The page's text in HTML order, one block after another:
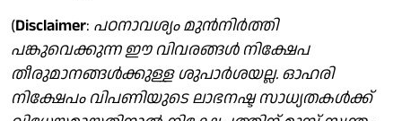
(Disclaimer: പഠനാവശ്യം മുന്‍നിര്‍ത്തി
പങ്കുവെക്കുന്ന ഈ വിവരങ്ങള്‍ നിക്ഷേപ
തീരുമാനങ്ങള്‍ക്കുള്ള ശുപാര്‍ശയല്ല. ഓഹരി
നിക്ഷേപം വിപണിയുടെ ലാഭനഷ്ട സാധ്യതകള്‍ക്ക്